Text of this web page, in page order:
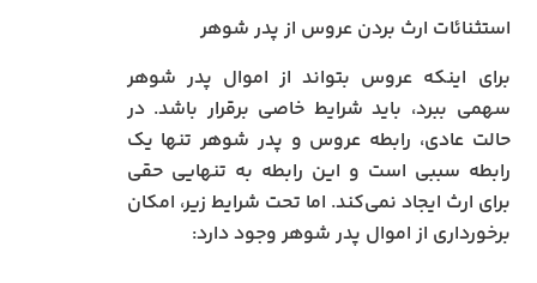
استثنائات ارث بردن عروس از پدر شوهر
برای اینکه عروس بتواند از اموال پدر شوهر
سهمی ببرد، باید شرایط خاصی برقرار باشد. در
حالت عادی، رابطه عروس و پدر شوهر تنها یک
رابطه سببی است و این رابطه به تنهایی حقی
برای ارث ایجاد نمی‌کند. اما تحت شرایط زیر، امکان
برخورداری از اموال پدر شوهر وجود دارد: